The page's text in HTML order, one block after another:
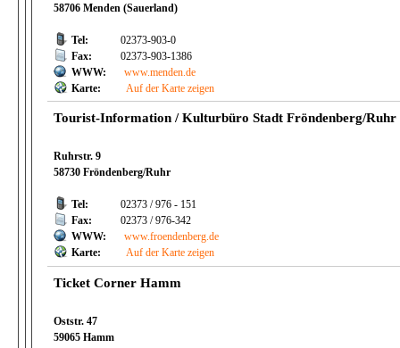
58706 Menden (Sauerland)
Tel:
02373-903-0
Fax:
02373-903-1386
WWW:
www.menden.de
Karte:
Auf der Karte zeigen
Tourist-Information / Kulturbüro Stadt Fröndenberg/Ruhr
Ruhrstr. 9
58730 Fröndenberg/Ruhr
Tel:
02373 / 976 - 151
Fax:
02373 / 976-342
WWW:
www.froendenberg.de
Karte:
Auf der Karte zeigen
Ticket Corner Hamm
Oststr. 47
59065 Hamm